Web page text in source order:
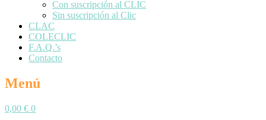
Con suscripción al CLIC
Sin suscripción al Clic
CLAC
COLECLIC
F.A.Q.’s
Contacto
Menú
0,00 € 0